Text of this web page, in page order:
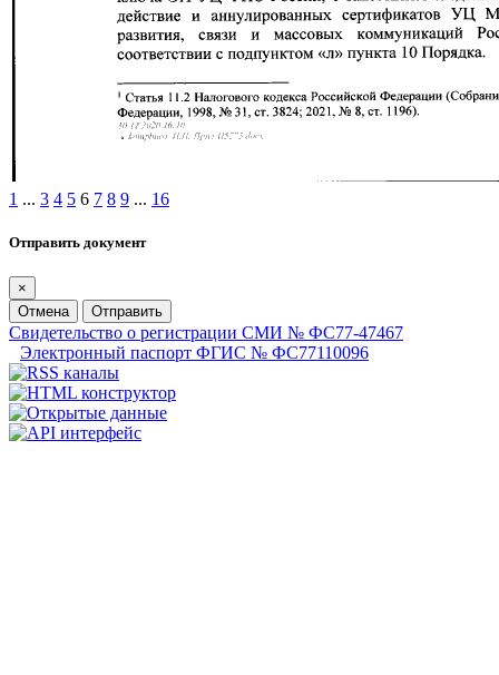
1 ... 3 4 5 6 7 8 9 ... 16
Отправить документ
×
Отмена
Отправить
Свидетельство о регистрации СМИ № ФС77-47467
Электронный паспорт ФГИС № ФС77110096